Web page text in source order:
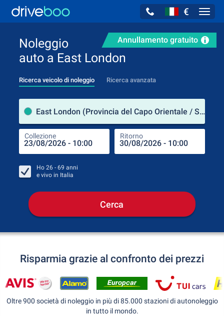
€
Annullamento gratuito
Noleggio
auto a East London
Ricerca veicolo di noleggio Ricerca avanzata
East London (Provincia del Capo Orientale / Sudafrica)
Collezione Ritorno
Ho 26 - 69 anni
e vivo in Italia
Cerca
Risparmia grazie al confronto dei prezzi
Oltre 900 società di noleggio in più di 85.000 stazioni di autonoleggio
in tutto il mondo.